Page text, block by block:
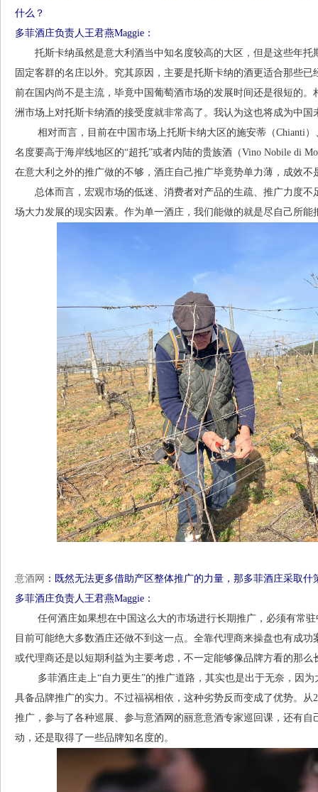
什么？
多菲酒庄负责人王君燕Maggie：
托斯卡纳虽然是意大利酒当中知名度较高的大区，但是这些年托
固定客群的名庄以外。究其原因，主要是托斯卡纳的酒更适合那些
前在国内尚不是主流，毕竟中国葡萄酒市场的发展时间还是很短的
洲市场上对托斯卡纳酒的接受度就非常高了。我认为这也将成为中
相对而言，目前在中国市场上托斯卡纳大区的施安蒂（Chianti）
名度要高于海岸线地区的“超托”或者内陆的贵族酒（Vino Nobile di
在意大利之外的推广做的不够，酒庄自己推广毕竟势单力薄，成效不
总体而言，宏观市场的低迷、消费者对产品的生疏、推广力度不
场大力发展的现实因素。作为单一酒庄，我们能做的就是尽自己所能
意酒网 ：既然无法更多借助产区整体推广的力量，那多菲酒庄采取什
多菲酒庄负责人王君燕Maggie：
任何酒庄如果想在中国这么大的市场进行长期推广，必须有常驻
目前可能绝大多数酒庄还做不到这一点。全靠代理商来操盘也有成
或代理商还是以短期利益为主要考虑，不一定能够像品牌方看的那么
多菲酒庄走上“自力更生”的推广道路，其实也是出于无奈，因为
具备品牌推广的实力。不过福祸相依，这种劣势反而变成了优势。
推广，参与了各种巡展、参与意酒网的丽意意酒专家巡回课，还有
动，还是取得了一些品牌知名度的。